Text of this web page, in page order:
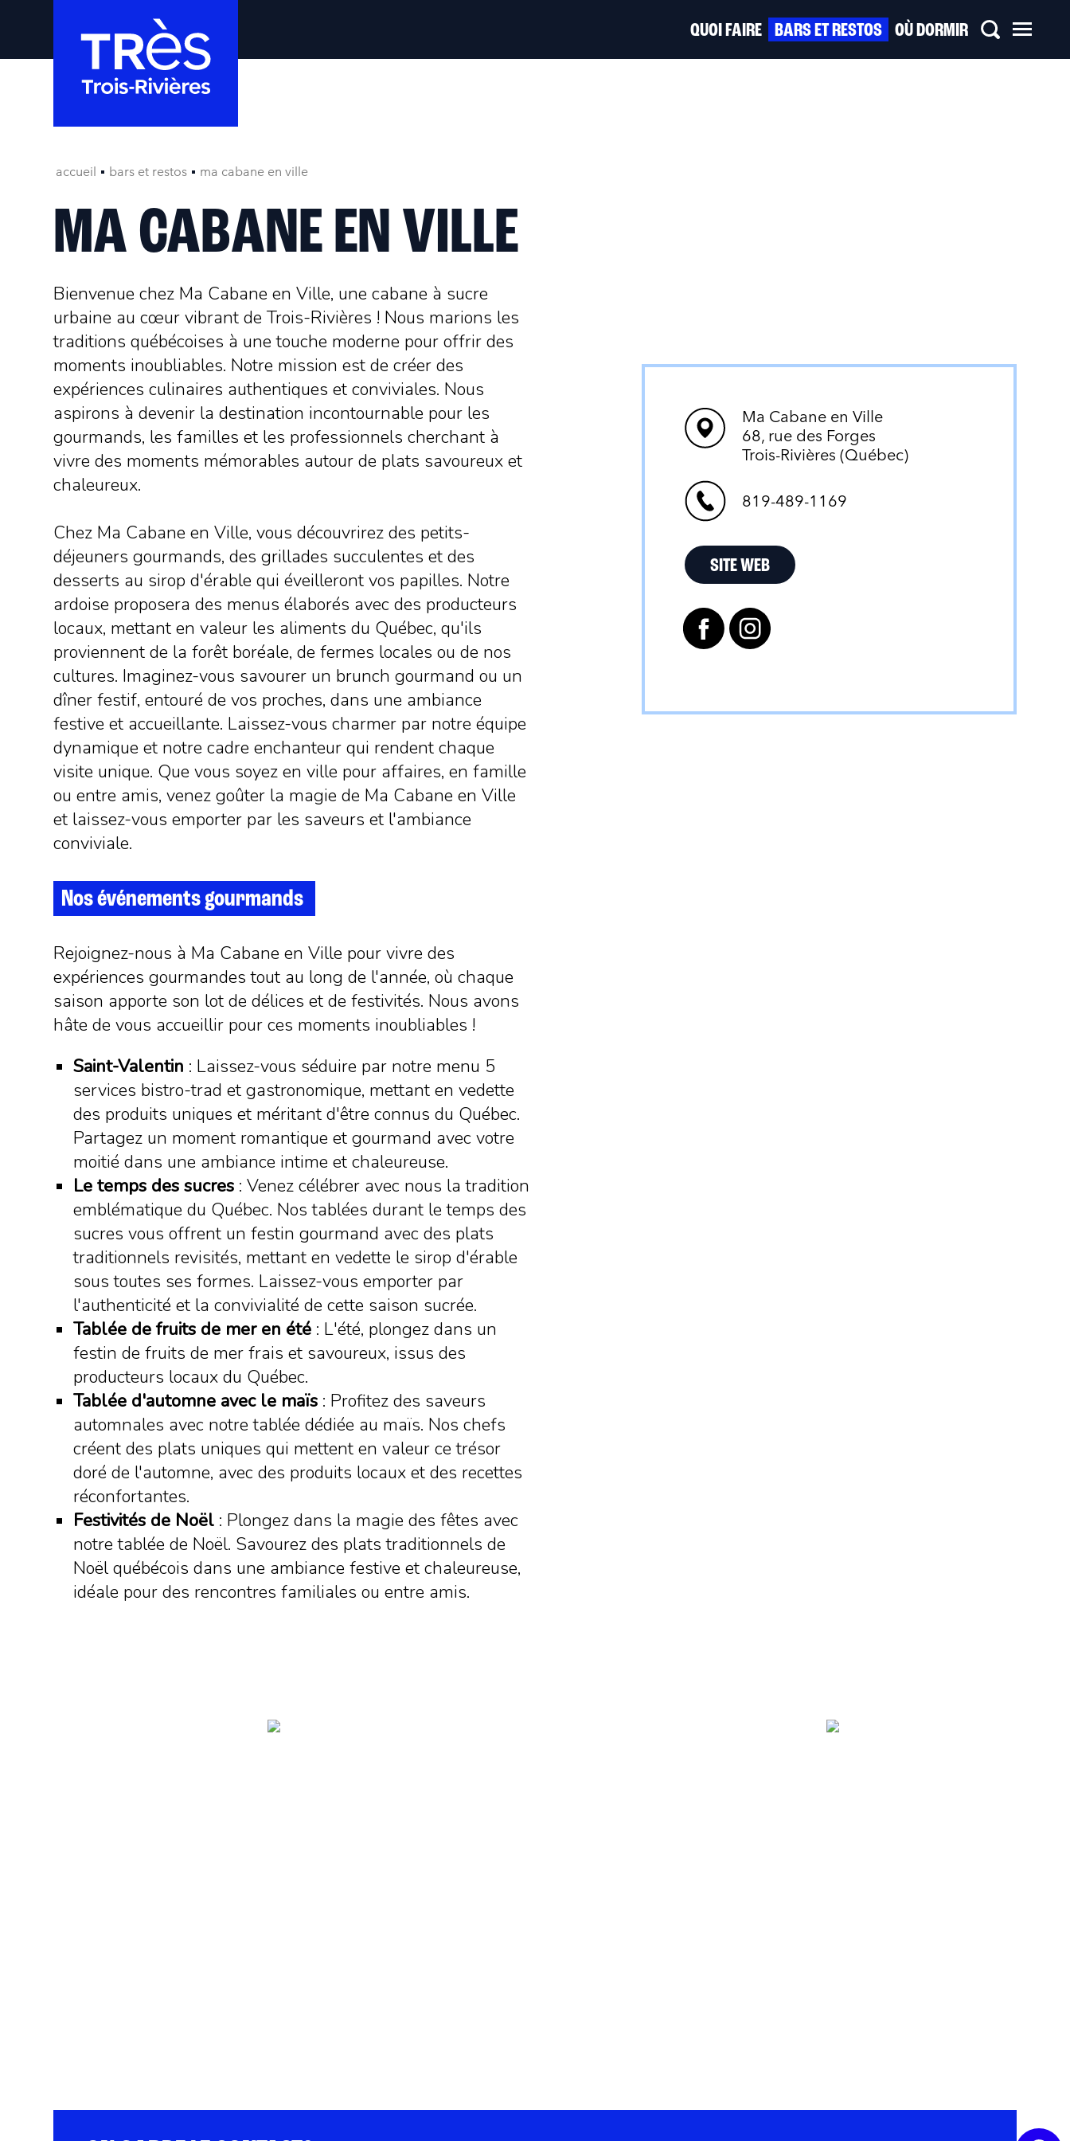
QUOI FAIRE BARS ET RESTOS OÙ DORMIR
accueil bars et restos ma cabane en ville
MA CABANE EN VILLE
Bienvenue chez Ma Cabane en Ville, une cabane à sucre
urbaine au cœur vibrant de Trois-Rivières ! Nous marions les
traditions québécoises à une touche moderne pour offrir des
moments inoubliables. Notre mission est de créer des
expériences culinaires authentiques et conviviales. Nous
aspirons à devenir la destination incontournable pour les
gourmands, les familles et les professionnels cherchant à
vivre des moments mémorables autour de plats savoureux et
chaleureux.
Chez Ma Cabane en Ville, vous découvrirez des petits-
déjeuners gourmands, des grillades succulentes et des
desserts au sirop d'érable qui éveilleront vos papilles. Notre
ardoise proposera des menus élaborés avec des producteurs
locaux, mettant en valeur les aliments du Québec, qu'ils
proviennent de la forêt boréale, de fermes locales ou de nos
cultures. Imaginez-vous savourer un brunch gourmand ou un
dîner festif, entouré de vos proches, dans une ambiance
festive et accueillante. Laissez-vous charmer par notre équipe
dynamique et notre cadre enchanteur qui rendent chaque
visite unique. Que vous soyez en ville pour affaires, en famille
ou entre amis, venez goûter la magie de Ma Cabane en Ville
et laissez-vous emporter par les saveurs et l'ambiance
conviviale.
Nos événements gourmands
Rejoignez-nous à Ma Cabane en Ville pour vivre des
expériences gourmandes tout au long de l'année, où chaque
saison apporte son lot de délices et de festivités. Nous avons
hâte de vous accueillir pour ces moments inoubliables !
Saint-Valentin : Laissez-vous séduire par notre menu 5
services bistro-trad et gastronomique, mettant en vedette
des produits uniques et méritant d'être connus du Québec.
Partagez un moment romantique et gourmand avec votre
moitié dans une ambiance intime et chaleureuse.
Le temps des sucres : Venez célébrer avec nous la tradition
emblématique du Québec. Nos tablées durant le temps des
sucres vous offrent un festin gourmand avec des plats
traditionnels revisités, mettant en vedette le sirop d'érable
sous toutes ses formes. Laissez-vous emporter par
l'authenticité et la convivialité de cette saison sucrée.
Tablée de fruits de mer en été : L'été, plongez dans un
festin de fruits de mer frais et savoureux, issus des
producteurs locaux du Québec.
Tablée d'automne avec le maïs : Profitez des saveurs
automnales avec notre tablée dédiée au maïs. Nos chefs
créent des plats uniques qui mettent en valeur ce trésor
doré de l'automne, avec des produits locaux et des recettes
réconfortantes.
Festivités de Noël : Plongez dans la magie des fêtes avec
notre tablée de Noël. Savourez des plats traditionnels de
Noël québécois dans une ambiance festive et chaleureuse,
idéale pour des rencontres familiales ou entre amis.
Ma Cabane en Ville
68, rue des Forges
Trois-Rivières (Québec)
819-489-1169
SITE WEB